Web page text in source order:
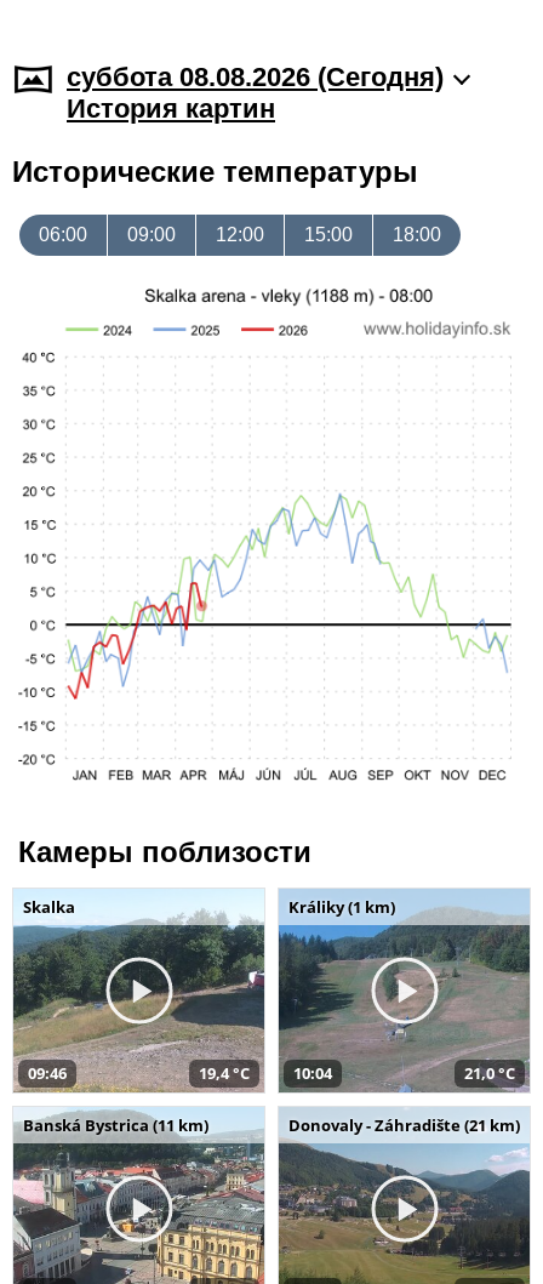
суббота 08.08.2026 (Cегодня)
История картин
Исторические температуры
06:00 09:00 12:00 15:00 18:00
Камеры поблизости
Skalka
09:46 19,4 °C
Králiky (1 km)
10:04 21,0 °C
Banská Bystrica (11 km) Donovaly - Záhradište (21 km)